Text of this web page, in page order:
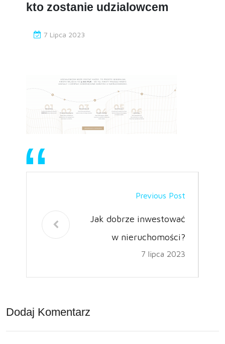
kto zostanie udzialowcem
7 Lipca 2023
Previous Post
Jak dobrze inwestować
w nieruchomości?
7 lipca 2023
Dodaj Komentarz